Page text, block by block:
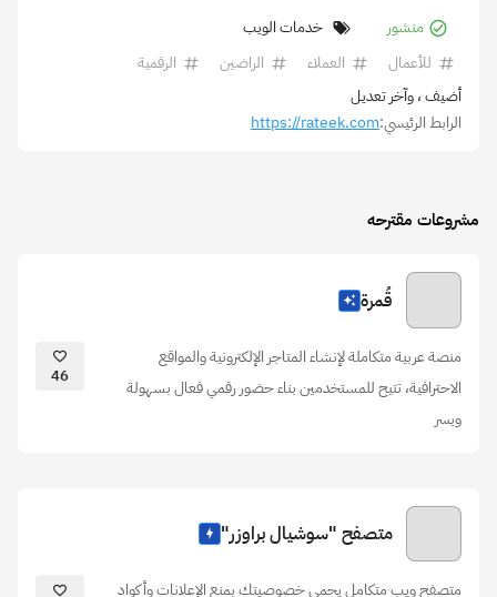
منشور
خدمات الويب
للأعمال
العملاء الراضين
الرقمية
أضيف، وآخر تعديل
الرابط الرئيسي:https://rateek.com
مشروعات مقترحه
قُمرة
منصة عربية متكاملة لإنشاء المتاجر الإلكترونية والمواقع
الاحترافية، تتيح للمستخدمين بناء حضور رقمي فعال بسهولة
ويسر
46
متصفح "سوشيال براوزر"
متصفح ويب متكامل يحمي خصوصيتك بمنع الإعلانات وأكواد